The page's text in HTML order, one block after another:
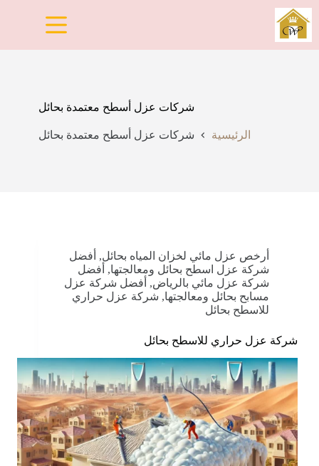
التجاوز
إلى
المحتوى
شركات عزل أسطح معتمدة بحائل
الرئيسية شركات عزل أسطح معتمدة بحائل
أرخص عزل مائي لخزان المياه بحائل, أفضل
شركة عزل اسطح بحائل ومعالجتها, أفضل
شركة عزل مائي بالرياض, أفضل شركة عزل
مسابح بحائل ومعالجتها, شركة عزل حراري
للاسطح بحائل
شركة عزل حراري للاسطح بحائل